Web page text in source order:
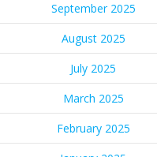
September 2025
August 2025
July 2025
March 2025
February 2025